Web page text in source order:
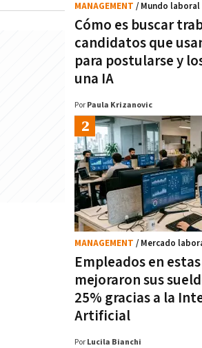
Cómo es buscar
candidatos que
para postularse y
una IA
MANAGEMENT / Mundo laboral
Por Paula Krizanovic
Empleados en
mejoraron sus
25% gracias a la
Artificial
MANAGEMENT / Mercado
Por Lucila Bianchi